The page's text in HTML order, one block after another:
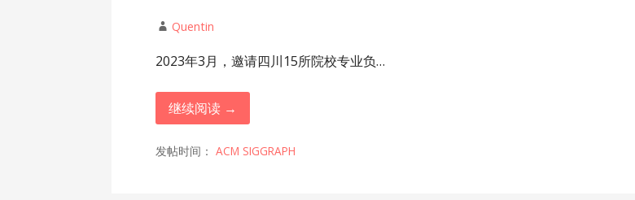
Quentin
2023年3月，邀请四川15所院校专业负…
继续阅读 →
发帖时间：ACM SIGGRAPH